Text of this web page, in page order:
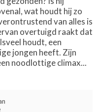
wat houdt hij zo
van alles is
overtuigd raakt dat
houdt, een
jongen heeft. Zijn
noodlottige climax...